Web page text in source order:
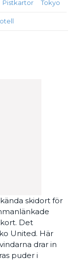
Pistkartor Tokyo
skidort för
Det
United. Här
drar in
puder i